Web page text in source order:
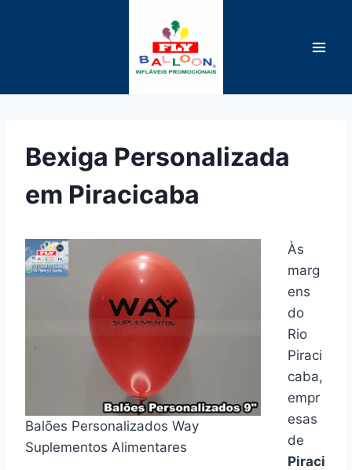
Bexiga Personalizada
em Piracicaba
Balões Personalizados Way
Suplementos Alimentares
Às
marg
ens
do
Rio
Piraci
caba,
empr
esas
de
Piraci